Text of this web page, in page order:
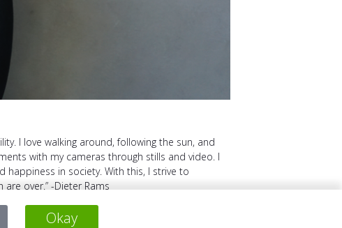
I love walking around, following the sun, and
with my cameras through stills and video. I
in society. With this, I strive to
over.” -Dieter Rams
Okay